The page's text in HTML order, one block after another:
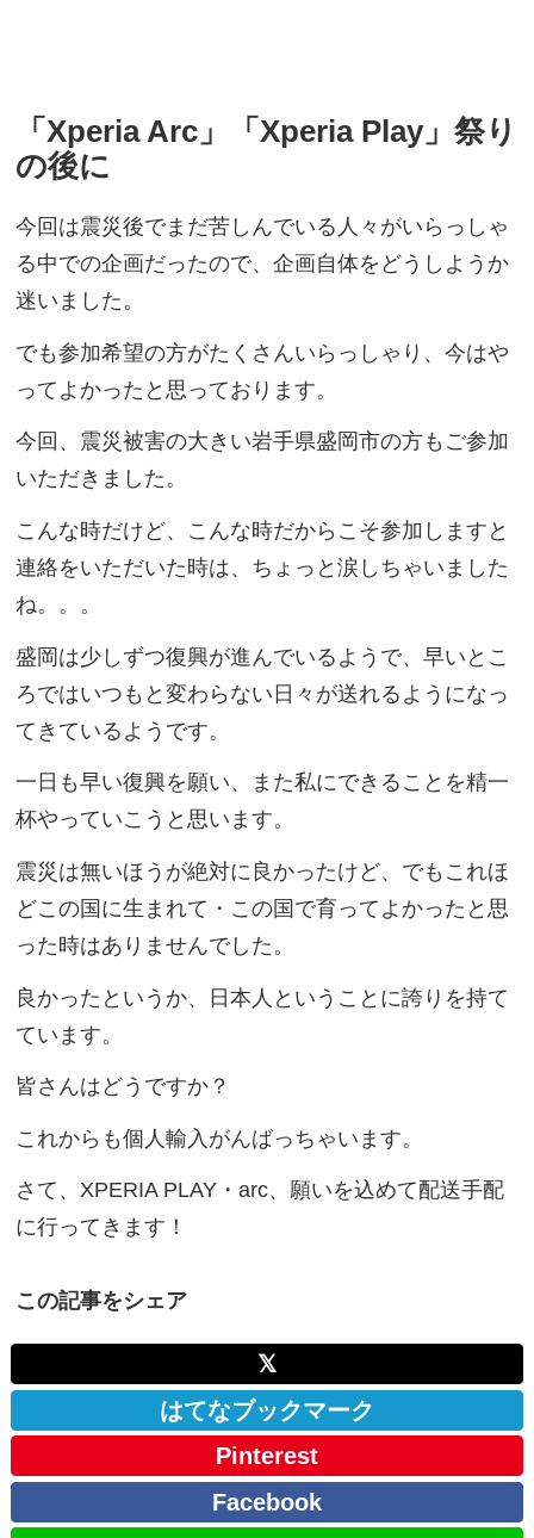
「Xperia Arc」「Xperia Play」祭り
の後に
今回は震災後でまだ苦しんでいる人々がいらっしゃ
る中での企画だったので、企画自体をどうしようか
迷いました。
でも参加希望の方がたくさんいらっしゃり、今はや
ってよかったと思っております。
今回、震災被害の大きい岩手県盛岡市の方もご参加
いただきました。
こんな時だけど、こんな時だからこそ参加しますと
連絡をいただいた時は、ちょっと涙しちゃいました
ね。。。
盛岡は少しずつ復興が進んでいるようで、早いとこ
ろではいつもと変わらない日々が送れるようになっ
てきているようです。
一日も早い復興を願い、また私にできることを精一
杯やっていこうと思います。
震災は無いほうが絶対に良かったけど、でもこれほ
どこの国に生まれて・この国で育ってよかったと思
った時はありませんでした。
良かったというか、日本人ということに誇りを持て
ています。
皆さんはどうですか？
これからも個人輸入がんばっちゃいます。
さて、XPERIA PLAY・arc、願いを込めて配送手配
に行ってきます！
この記事をシェア
𝕏
はてなブックマーク
Pinterest
Facebook